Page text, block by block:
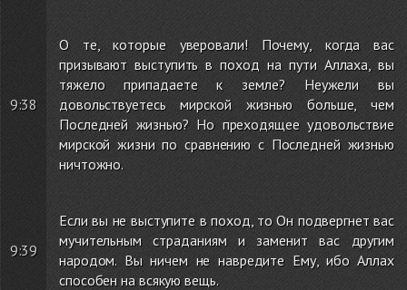
9:38
О те, которые уверовали! Почему, когда вас
призывают выступить в поход на пути Аллаха, вы
тяжело припадаете к земле? Неужели вы
довольствуетесь мирской жизнью больше, чем
Последней жизнью? Но преходящее удовольствие
мирской жизни по сравнению с Последней жизнью
ничтожно.
9:39
Если вы не выступите в поход, то Он подвергнет вас
мучительным страданиям и заменит вас другим
народом. Вы ничем не навредите Ему, ибо Аллах
способен на всякую вещь.